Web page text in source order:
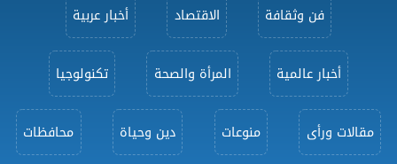
فن وثقافة الاقتصاد أخبار عربية
أخبار عالمية المرأة والصحة تكنولوجيا
مقالات ورأى منوعات دين وحياة محافظات